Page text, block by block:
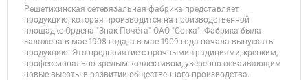
Решетихинская сетевязальная фабрика представляет
продукцию, которая производится на производственной
площадке Ордена "Знак Почёта" ОАО "Сетка". Фабрика была
заложена в мае 1908 года, а в мае 1909 года начала выпускать
продукцию. Это предприятие с прочными традициями, крепким,
профессионально зрелым коллективом, уверенно осваивающим
новые высоты в развитии общественного производства.